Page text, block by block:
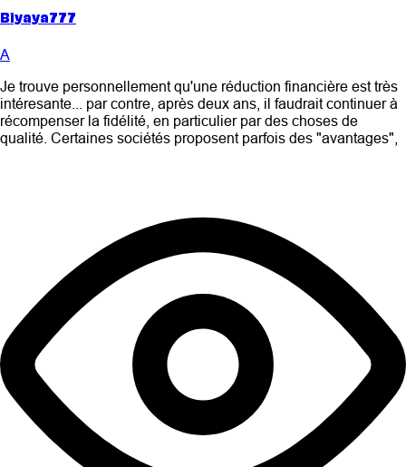
Biyaya777
A
Je trouve personnellement qu'une réduction financière est très
intéresante... par contre, après deux ans, il faudrait continuer à
récompenser la fidélité, en particulier par des choses de
qualité. Certaines sociétés proposent parfois des "avantages",